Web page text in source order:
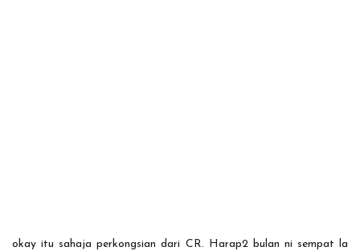
okay itu sahaja perkongsian dari CR. Harap2 bulan ni sempat la